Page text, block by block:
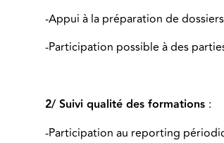
-Appui à la préparation de
-Participation possible à des
2/ Suivi qualité des formations :
-Participation au reporting